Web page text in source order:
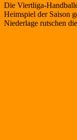
Die Viertliga-
Heimspiel der Saison
Niederlage rutschen